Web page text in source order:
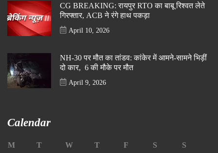
CG BREAKING: रायपुर RTO का बाबू रिश्वत लेते
गिरफ्तार, ACB ने रंगे हाथ पकड़ा
April 10, 2026
NH-30 पर मौत का तांडव: कांकेर में आमने-सामने भिड़ीं
दो कार, 6 की मौके पर मौत
April 9, 2026
Calendar
M T W T F S
S